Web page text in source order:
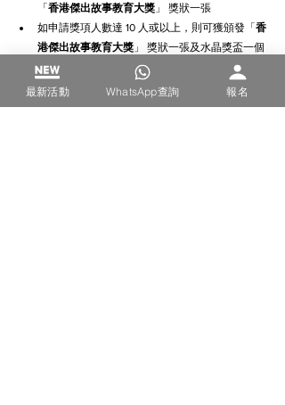
「香港傑出故事教育大獎 」 獎狀一張
如申請獎項人數達 10 人或以上，則可獲頒發「香
港傑出故事教育大獎 」 獎狀一張及水晶獎盃一個
評分準則
最新活動 WhatsApp查詢 報名